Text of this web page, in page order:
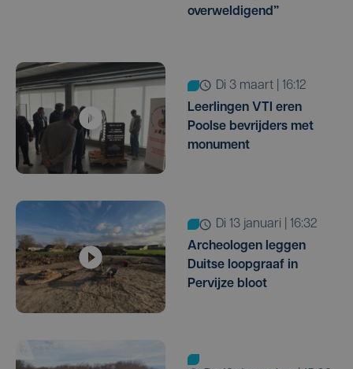
overweldigend”
di 3 maart | 16:12
Leerlingen VTI eren
Poolse bevrijders met
monument
di 13 januari | 16:32
Archeologen leggen
Duitse loopgraaf in
Pervijze bloot